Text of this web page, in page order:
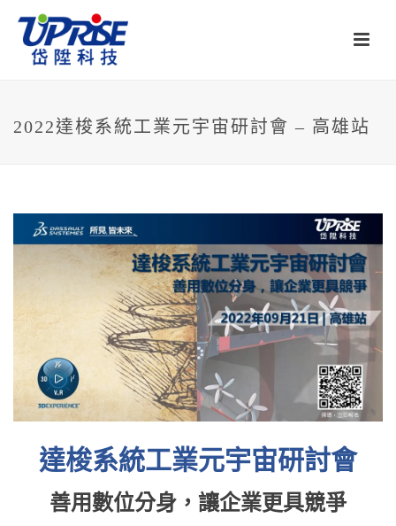
2022達梭系統工業元宇宙研討會 – 高雄站
達梭系統工業元宇宙研討會
善用數位分身，讓企業更具競爭